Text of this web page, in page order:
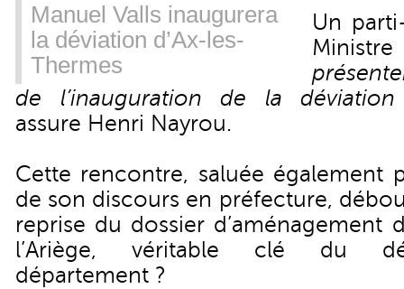
Manuel Valls inaugurera
la déviation d’Ax-les-
Thermes
Un
de l’inauguration de la déviation
assure Henri Nayrou.
Cette rencontre, saluée également
de son discours en préfecture,
reprise du dossier d’aménagement
l’Ariège, véritable clé du
département ?